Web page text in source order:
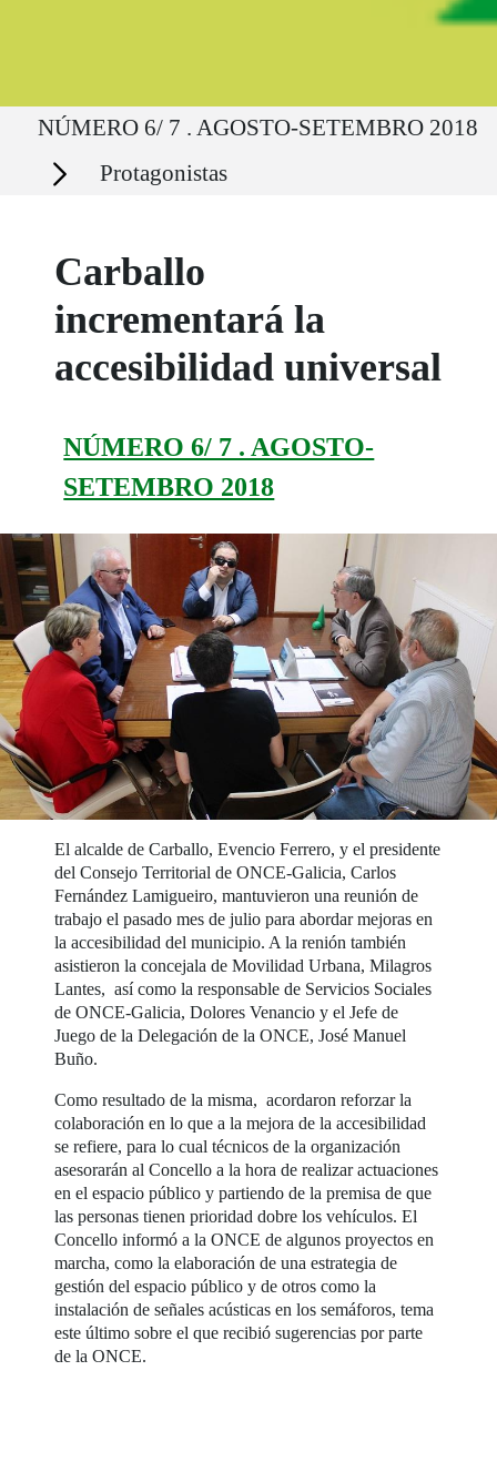
Ruta del sitio
NÚMERO 6/ 7 . AGOSTO-SETEMBRO 2018
Secciones Protagonistas
Carballo
incrementará la
accesibilidad universal
NÚMERO 6/ 7 . AGOSTO-
SETEMBRO 2018
El alcalde de Carballo, Evencio Ferrero, y el presidente
del Consejo Territorial de ONCE-Galicia, Carlos
Fernández Lamigueiro, mantuvieron una reunión de
trabajo el pasado mes de julio para abordar mejoras en
la accesibilidad del municipio. A la renión también
asistieron la concejala de Movilidad Urbana, Milagros
Lantes, así como la responsable de Servicios Sociales
de ONCE-Galicia, Dolores Venancio y el Jefe de
Juego de la Delegación de la ONCE, José Manuel
Buño.
Como resultado de la misma, acordaron reforzar la
colaboración en lo que a la mejora de la accesibilidad
se refiere, para lo cual técnicos de la organización
asesorarán al Concello a la hora de realizar actuaciones
en el espacio público y partiendo de la premisa de que
las personas tienen prioridad dobre los vehículos. El
Concello informó a la ONCE de algunos proyectos en
marcha, como la elaboración de una estrategia de
gestión del espacio público y de otros como la
instalación de señales acústicas en los semáforos, tema
este último sobre el que recibió sugerencias por parte
de la ONCE.